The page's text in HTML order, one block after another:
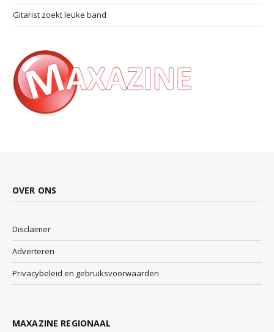
Gitarist zoekt leuke band
OVER ONS
Disclaimer
Adverteren
Privacybeleid en gebruiksvoorwaarden
MAXAZINE REGIONAAL